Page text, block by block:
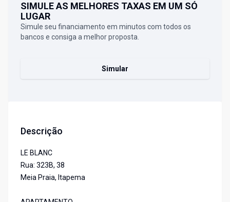
SIMULE AS MELHORES TAXAS EM UM SÓ
LUGAR
Simule seu financiamento em minutos com todos os
bancos e consiga a melhor proposta.
Simular
Descrição
LE BLANC
Rua: 323B, 38
Meia Praia, Itapema